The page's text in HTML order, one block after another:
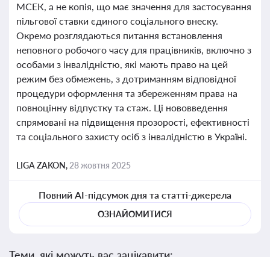
МСЕК, а не копія, що має значення для застосування
пільгової ставки єдиного соціального внеску.
Окремо розглядаються питання встановлення
неповного робочого часу для працівників, включно з
особами з інвалідністю, які мають право на цей
режим без обмежень, з дотриманням відповідної
процедури оформлення та збереженням права на
повноцінну відпустку та стаж. Ці нововведення
спрямовані на підвищення прозорості, ефективності
та соціального захисту осіб з інвалідністю в Україні.
LIGA ZAKON, 28 жовтня 2025
Повний AI-підсумок дня та статті-джерела
ОЗНАЙОМИТИСЯ